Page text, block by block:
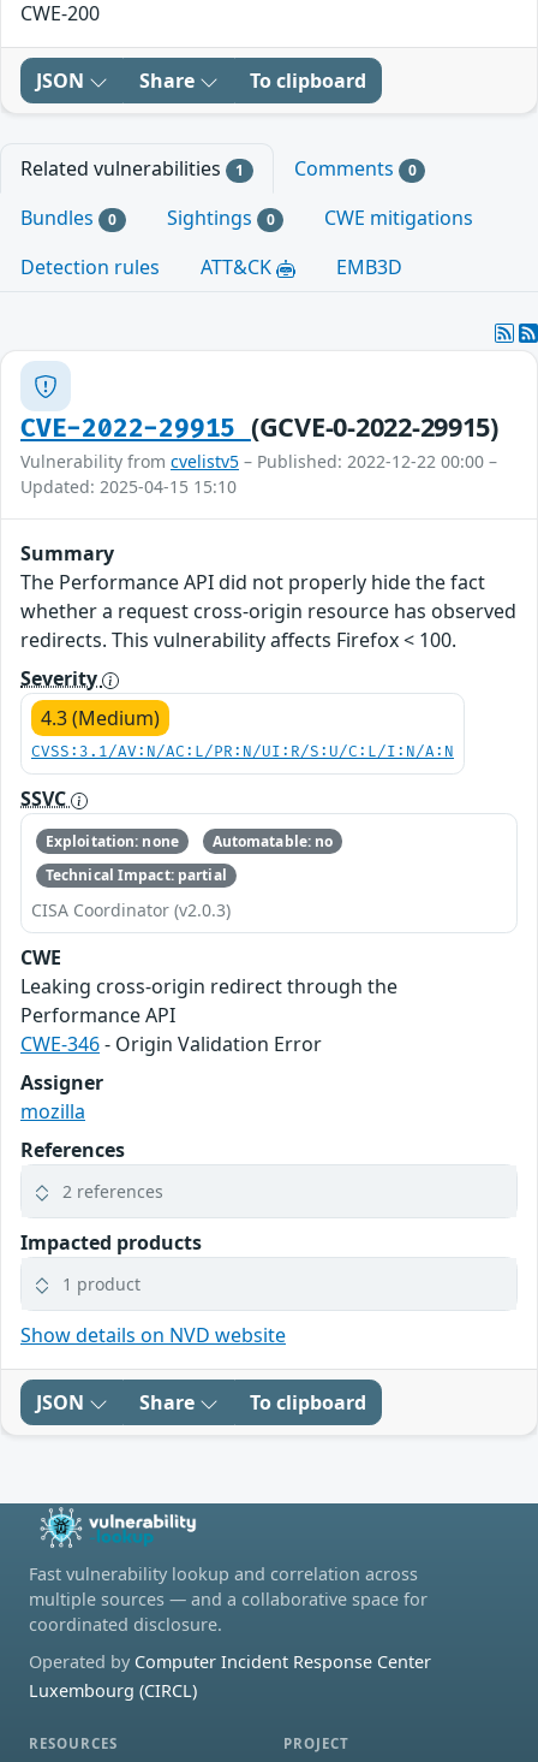
CWE-200
JSON Share To clipboard
Related vulnerabilities 1 Comments 0
Bundles 0 Sightings 0
CWE mitigations
Detection rules
ATT&CK EMB3D
CVE-2022-29915 (GCVE-0-2022-29915)
Vulnerability from cvelistv5 – Published: 2022-12-22 00:00 –
Updated: 2025-04-15 15:10
Summary
The Performance API did not properly hide the fact
whether a request cross-origin resource has observed
redirects. This vulnerability affects Firefox < 100.
Severity
4.3 (Medium)
CVSS:3.1/AV:N/AC:L/PR:N/UI:R/S:U/C:L/I:N/A:N
SSVC
Exploitation: none
Automatable: no
Technical Impact: partial
CISA Coordinator (v2.0.3)
CWE
Leaking cross-origin redirect through the
Performance API
CWE-346- Origin Validation Error
Assigner
mozilla
References
2 references
Impacted products
1 product
Show details on NVD website
JSON Share To clipboard
Fast vulnerability lookup and correlation across
multiple sources — and a collaborative space for
coordinated disclosure.
Operated by Computer Incident Response Center
Luxembourg (CIRCL)
RESOURCES PROJECT